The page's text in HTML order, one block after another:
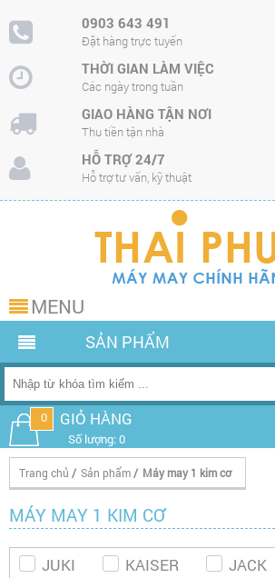
0903 643 491
Đặt hàng trực tuyến
THỜI GIAN LÀM VIỆC
Các ngày trong tuần
GIAO HÀNG TẬN NƠI
Thu tiền tận nhà
HỖ TRỢ 24/7
Hỗ trợ tư vấn, kỹ thuật
MENU
0 GIỎ HÀNG
Số lượng: 0
Trang chủ / Sản phẩm / Máy may 1 kim cơ
MÁY MAY 1 KIM CƠ
JUKI KAISER JACK